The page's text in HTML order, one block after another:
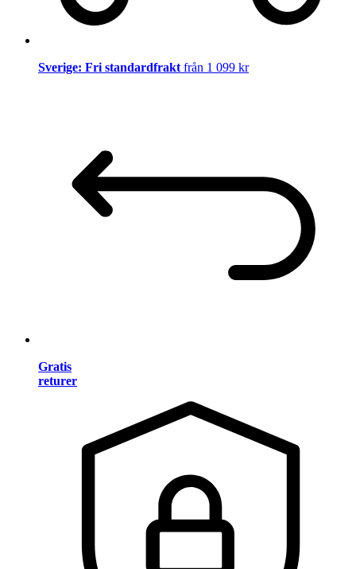
Sverige: Fri standardfraktfrån 1 099 kr
Gratis
returer